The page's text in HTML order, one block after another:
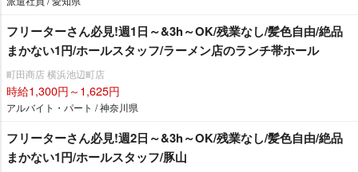
フリーターさん必見!週1日～&3h～OK/残業なし/髪色自由/絶品
まかない1円/ホールスタッフ/ラーメン店のランチ帯ホール
町田商店 横浜池辺町店
時給1,300円～1,625円
アルバイト・パート / 神奈川県
フリーターさん必見!週2日～&3h～OK/残業なし/髪色自由/絶品
まかない1円/ホールスタッフ/豚山